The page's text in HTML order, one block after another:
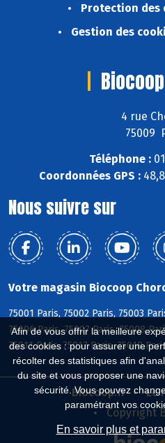
Afin de vous offrir la meilleure
des cookies : pour assurer une
récolter des statistiques afin
du site et vous proposer une
sécurité. Vous pouvez
paramétrant vos
En savoir plus et
Protection des
Gestion des
4 rue
75009
Téléphone :
Coordonnées GPS :
Nous suivre sur
Votre magasin Biocoop
75001 Paris, 75002 Paris, 75003
75006 Paris, 75007 Paris, 75008
75011 Paris, 75017 Paris, 75018
Biocoop.fr
Le
Copyright